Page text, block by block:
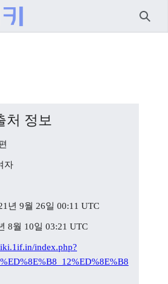
검색
처 정보
자
년 9월 26일 00:11 UTC
8월 10일 03:21 UTC
index.php?